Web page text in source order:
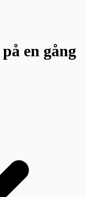
på en gång